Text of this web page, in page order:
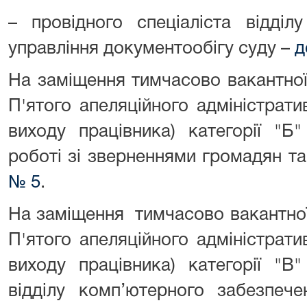
– провідного спеціаліста
управління документообігу суду –
На заміщення тимчасово
П'ятого апеляційного
виходу працівника) категорії
роботі зі зверненнями громадян
№ 5.
На заміщення тимчасово
П'ятого апеляційного
виходу працівника) категорії
відділу комп’ютерного